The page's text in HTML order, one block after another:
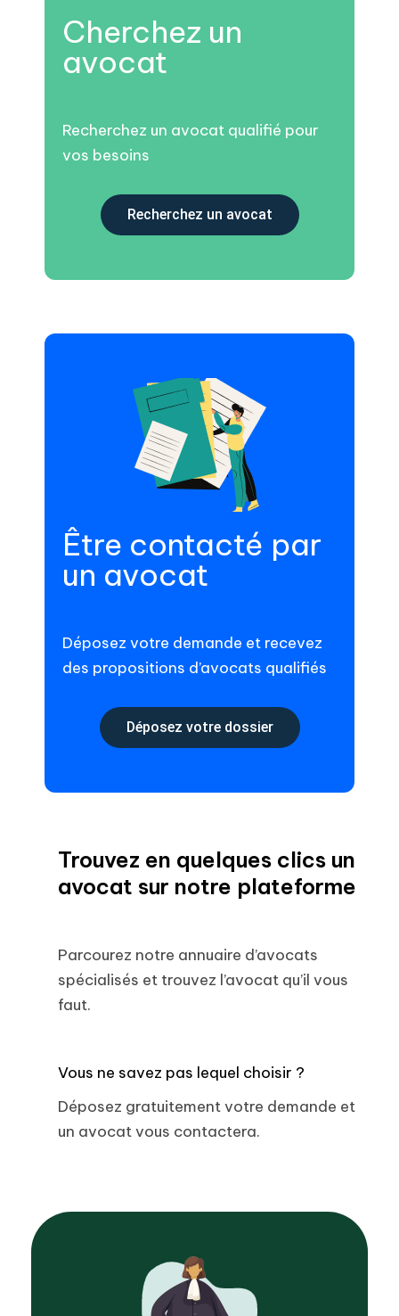
Cherchez un
avocat
Recherchez un avocat qualifié pour
vos besoins
Recherchez un avocat
Être contacté par
un avocat
Déposez votre demande et recevez
des propositions d’avocats qualifiés
Déposez votre dossier
Trouvez en quelques clics un
avocat sur notre plateforme
Parcourez notre annuaire d’avocats
spécialisés et trouvez l’avocat qu’il vous
faut.
Vous ne savez pas lequel choisir ?
Déposez gratuitement votre demande et
un avocat vous contactera.